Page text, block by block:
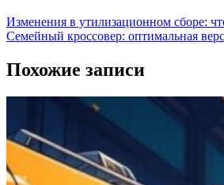
Изменения в утилизационном сборе:
Семейный кроссовер: оптимальная
Похожие записи